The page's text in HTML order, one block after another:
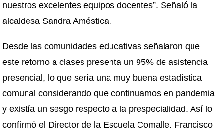
nuestros excelentes equipos docentes”. Señaló la
alcaldesa Sandra Améstica.
Desde las comunidades educativas señalaron que
este retorno a clases presenta un 95% de asistencia
presencial, lo que sería una muy buena estadística
comunal considerando que continuamos en pandemia
y existía un sesgo respecto a la prespecialidad. Así lo
confirmó el Director de la Escuela Comalle, Francisco